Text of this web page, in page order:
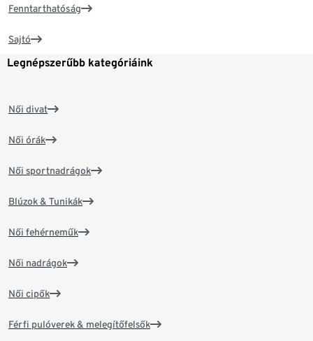
Fenntarthatóság
Sajtó
Legnépszerűbb kategóriáink
Női divat
Női órák
Női sportnadrágok
Blúzok & Tunikák
Női fehérneműk
Női nadrágok
Női cipők
Férfi pulóverek & melegítőfelsők